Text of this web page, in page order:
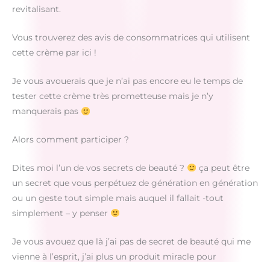
revitalisant.
Vous trouverez des avis de consommatrices qui utilisent
cette crème par ici !
Je vous avouerais que je n’ai pas encore eu le temps de
tester cette crème très prometteuse mais je n’y
manquerais pas
Alors comment participer ?
Dites moi l’un de vos secrets de beauté ?
ça peut être
un secret que vous perpétuez de génération en génération
ou un geste tout simple mais auquel il fallait -tout
simplement – y penser
Je vous avouez que là j’ai pas de secret de beauté qui me
vienne à l’esprit, j’ai plus un produit miracle pour